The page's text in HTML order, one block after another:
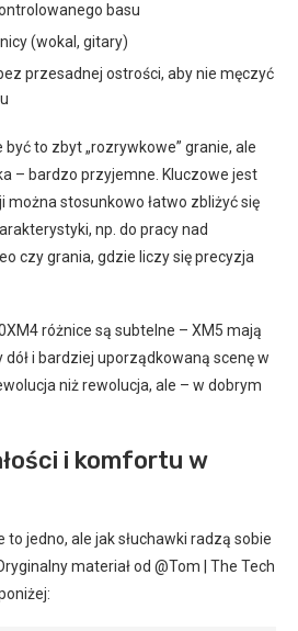
basu
(wokal, gitary)
przesadnej ostrości, aby nie męczyć
to zbyt „rozrywkowe” granie, ale
– bardzo przyjemne. Kluczowe jest
można stosunkowo łatwo zbliżyć się
np. do pracy nad
czy grania, gdzie liczy się precyzja
różnice są subtelne – XM5 mają
i bardziej uporządkowaną scenę w
niż rewolucja, ale – w dobrym
i komfortu w
jedno, ale jak słuchawki radzą sobie
materiał od @Tom | The Tech